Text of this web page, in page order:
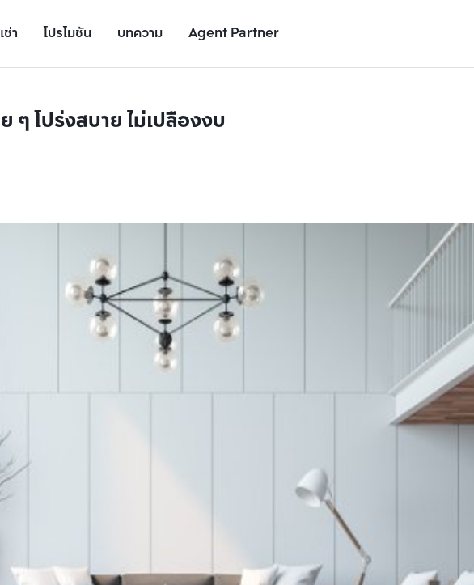
เช่า โปรโมชัน บทความ Agent Partner
โปร่งสบาย ไม่เปลืองงบ